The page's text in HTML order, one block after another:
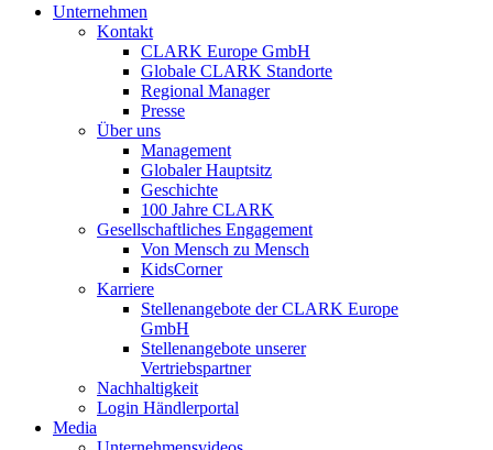
Unternehmen
Kontakt
CLARK Europe GmbH
Globale CLARK Standorte
Regional Manager
Presse
Über uns
Management
Globaler Hauptsitz
Geschichte
100 Jahre CLARK
Gesellschaftliches Engagement
Von Mensch zu Mensch
KidsCorner
Karriere
Stellenangebote der CLARK Europe
GmbH
Stellenangebote unserer
Vertriebspartner
Nachhaltigkeit
Login Händlerportal
Media